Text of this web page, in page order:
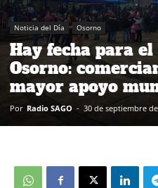
Noticia del Día Osorno
Hay fecha para el
Osorno:
mayor apoyo
Por Radio SAGO - 30 de septiembre